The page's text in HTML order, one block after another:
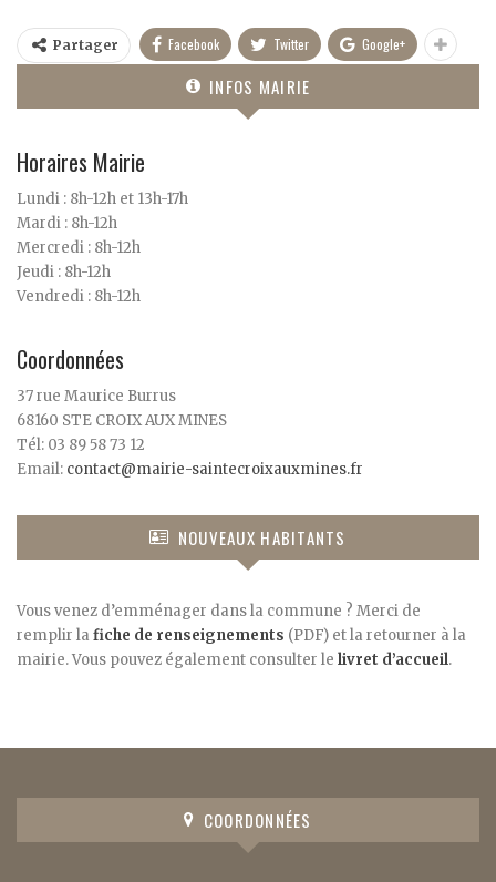
Partager Facebook Twitter Google+
INFOS MAIRIE
Horaires Mairie
Lundi : 8h-12h et 13h-17h
Mardi : 8h-12h
Mercredi : 8h-12h
Jeudi : 8h-12h
Vendredi : 8h-12h
Coordonnées
37 rue Maurice Burrus
68160 STE CROIX AUX MINES
Tél: 03 89 58 73 12
Email: contact@mairie-saintecroixauxmines.fr
NOUVEAUX HABITANTS
Vous venez d’emménager dans la commune ? Merci de
remplir la fiche de renseignements (PDF) et la retourner à la
mairie. Vous pouvez également consulter le livret d’accueil.
COORDONNÉES